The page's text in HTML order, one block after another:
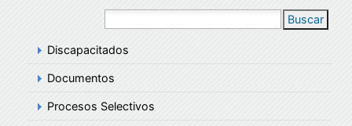
Buscar
Discapacitados
Documentos
Procesos Selectivos